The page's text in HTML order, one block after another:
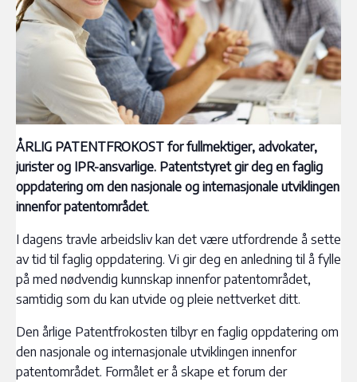
ÅRLIG PATENTFROKOST for fullmektiger, advokater,
jurister og IPR-ansvarlige. Patentstyret gir deg en faglig
oppdatering om den nasjonale og internasjonale utviklingen
innenfor patentområdet.
I dagens travle arbeidsliv kan det være utfordrende å sette
av tid til faglig oppdatering. Vi gir deg en anledning til å fylle
på med nødvendig kunnskap innenfor patentområdet,
samtidig som du kan utvide og pleie nettverket ditt.
Den årlige Patentfrokosten tilbyr en faglig oppdatering om
den nasjonale og internasjonale utviklingen innenfor
patentområdet. Formålet er å skape et forum der